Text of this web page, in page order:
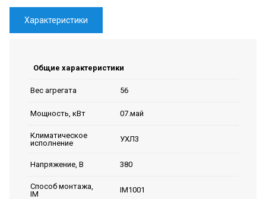
Характеристики
Общие характеристики
Вес агрегата 56
Мощность, кВт 07.май
Климатическое
исполнение
УХЛ3
Напряжение, В 380
Способ монтажа,
IM
IM1001